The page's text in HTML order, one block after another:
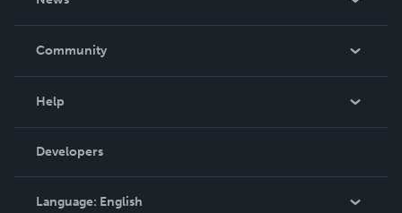
In The News
Community
Podcast
Help
Order Lookup
Knowledge Base
Contact Support
Developers
Language: English